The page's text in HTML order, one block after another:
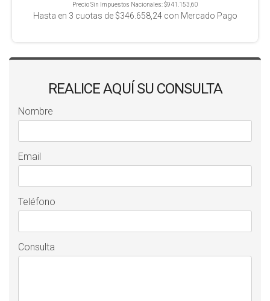
Precio Sin Impuestos Nacionales:$941.153,60
Hasta en 3 cuotas de $346.658,24con Mercado Pago
REALICE AQUÍ SU CONSULTA
Nombre
Email
Teléfono
Consulta